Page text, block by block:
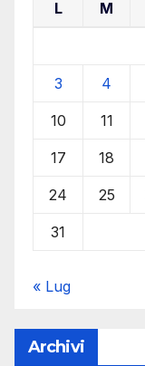
L M
3 4
10 11
17 18
24 25
31
« Lug
Archivi